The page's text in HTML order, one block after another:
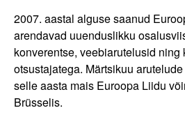
2007. aastal alguse saanud
arendavad uuenduslikku
konverentse, veebiarutelusid
otsustajatega. Märtsikuu
selle aasta mais Euroopa Liidu
Brüsselis.